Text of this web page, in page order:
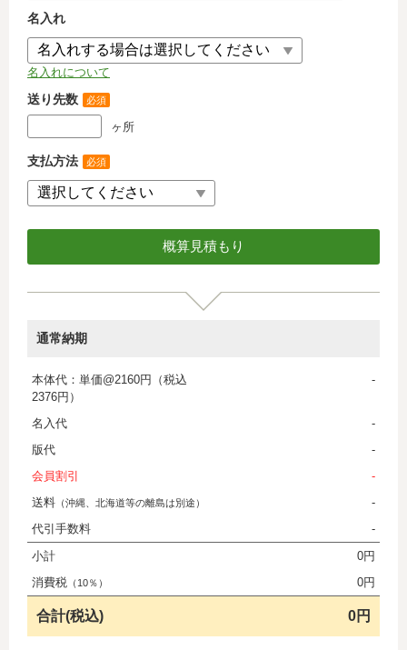
名入れ
名入れについて
送り先数 必須
ヶ所
支払方法 必須
通常納期
本体代：単価@2160円（税込
2376円）
-
名入代
-
版代
-
会員割引
-
送料 （沖縄、北海道等の離島は別途）
-
代引手数料
-
小計
0円
消費税 （10％） 0円
合計(税込) 0円